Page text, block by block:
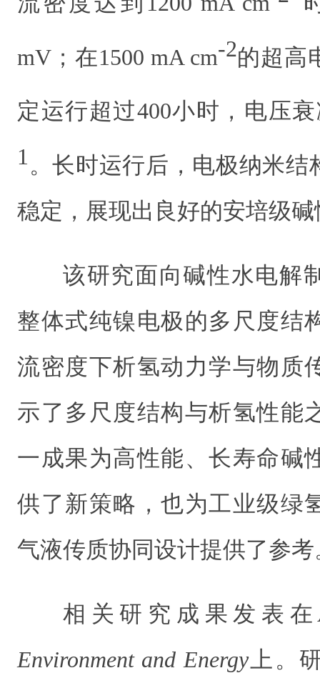
mV；在1500 mA cm-2的超高
定运行超过400小时，电压
1 。长时运行后，电极纳米结
稳定，展现出良好的安培级
该研究面向碱性水电解
整体式纯镍电极的多尺度结
流密度下析氢动力学与物质
示了多尺度结构与析氢性能
一成果为高性能、长寿命碱
供了新策略，也为工业级绿
气液传质协同设计提供了参考
相关研究成果发表在
Environment and Energy上。